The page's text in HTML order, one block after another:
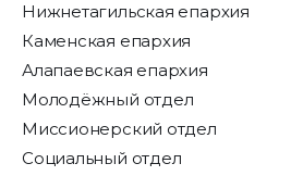
Нижнетагильская епархия
Каменская епархия
Алапаевская епархия
Молодёжный отдел
Миссионерский отдел
Социальный отдел